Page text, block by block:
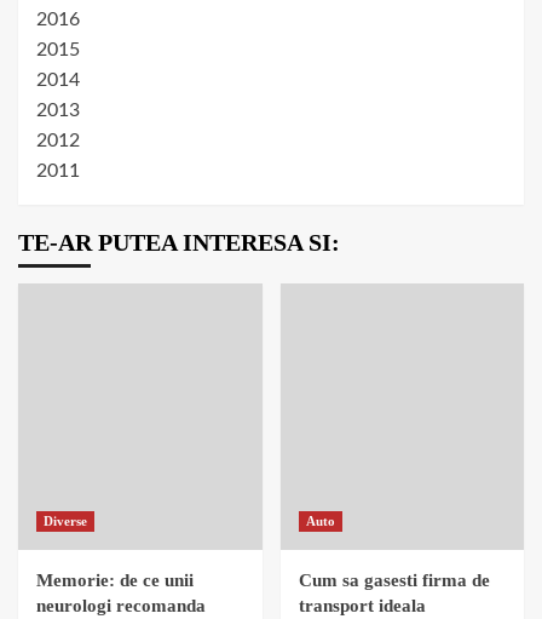
2016
2015
2014
2013
2012
2011
TE-AR PUTEA INTERESA SI:
Diverse
Memorie: de ce unii
neurologi recomanda
Auto
Cum sa gasesti firma de
transport ideala